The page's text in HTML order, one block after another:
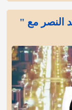
النصر مع "